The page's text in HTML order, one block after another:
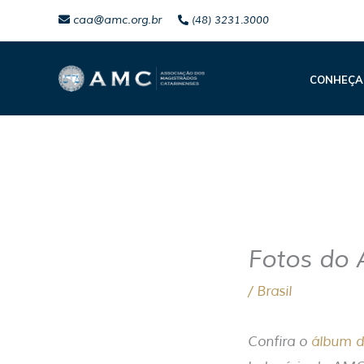
conteúdo
caa@amc.org.br (48) 3231.3000
Fotos do
/ Brasil
Confira o álbum